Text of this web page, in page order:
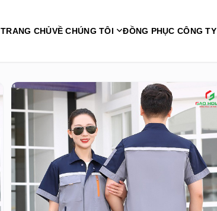
TRANG CHỦVỀ CHÚNG TÔI ĐỒNG PHỤC CÔNG TY